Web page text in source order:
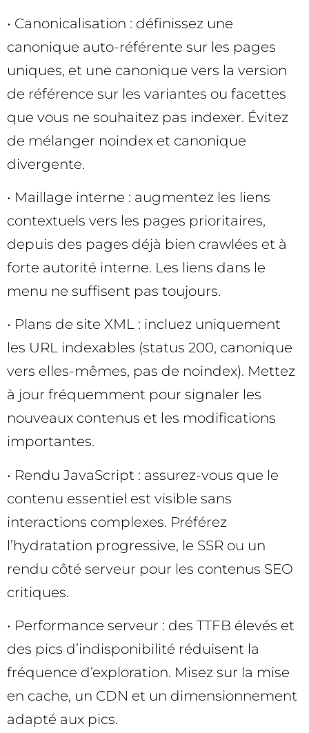
• Canonicalisation : définissez une
canonique auto-référente sur les pages
uniques, et une canonique vers la version
de référence sur les variantes ou facettes
que vous ne souhaitez pas indexer. Évitez
de mélanger noindex et canonique
divergente.
• Maillage interne : augmentez les liens
contextuels vers les pages prioritaires,
depuis des pages déjà bien crawlées et à
forte autorité interne. Les liens dans le
menu ne suffisent pas toujours.
• Plans de site XML : incluez uniquement
les URL indexables (status 200, canonique
vers elles-mêmes, pas de noindex). Mettez
à jour fréquemment pour signaler les
nouveaux contenus et les modifications
importantes.
• Rendu JavaScript : assurez-vous que le
contenu essentiel est visible sans
interactions complexes. Préférez
l’hydratation progressive, le SSR ou un
rendu côté serveur pour les contenus SEO
critiques.
• Performance serveur : des TTFB élevés et
des pics d’indisponibilité réduisent la
fréquence d’exploration. Misez sur la mise
en cache, un CDN et un dimensionnement
adapté aux pics.